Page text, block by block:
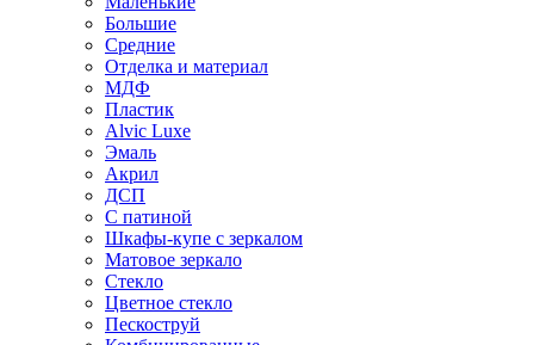
Большие
Средние
Отделка и материал
МДФ
Пластик
Alvic Luxe
Эмаль
Акрил
ДСП
С патиной
Шкафы-купе с зеркалом
Матовое зеркало
Стекло
Цветное стекло
Пескоструй